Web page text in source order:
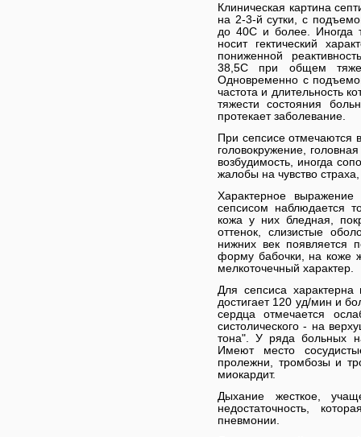
Клиническая картина
на 2-3-й сутки, с
до 40С и более. Иногда
носит гектический
пониженной
38,5С при общем
Одновременно с
частота и длительность
тяжести состояния
протекает заболевание.
При сепсисе
головокружение,
возбудимость, иногда
жалобы на чувство
Характерное
сепсисом наблюдается
кожа у них бледная,
оттенок, слизистые
нижних век появляется
форму бабочки, на коже
мелкоточечный характер.
Для сепсиса характерна
достигает 120 уд/мин и
сердца отмечается
систолического - на
тона". У ряда больных
Имеют место
пролежни, тромбозы и
миокардит.
Дыхание жесткое,
недостаточность,
пневмонии.